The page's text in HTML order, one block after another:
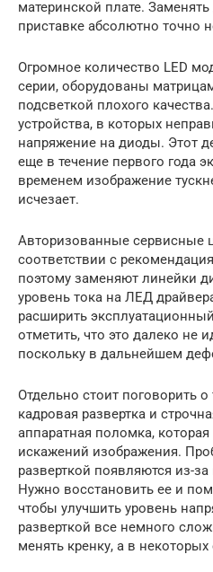
материнской плате.
приставке абсолютно точно
Огромное количество LED
серии, оборудованы
подсветкой плохого
устройства, в которых
напряжение на диоды. Этот
еще в течение первого года
временем изображение
исчезает.
Авторизованные сервисные
соответствии с
поэтому заменяют линейки
уровень тока на ЛЕД
расширить
отметить, что это далеко не
поскольку в дальнейшем
Отдельно стоит поговорить
кадровая развертка и
аппаратная поломка,
искажений изображения.
разверткой появляются из-
Нужно восстановить ее и
чтобы улучшить уровень
разверткой все немного
менять кренку, а в